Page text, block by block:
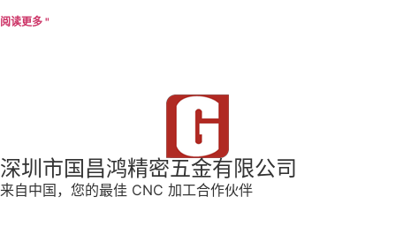
阅读更多 "
深圳市国昌鸿精密五金有限公司
来自中国，您的最佳 CNC 加工合作伙伴